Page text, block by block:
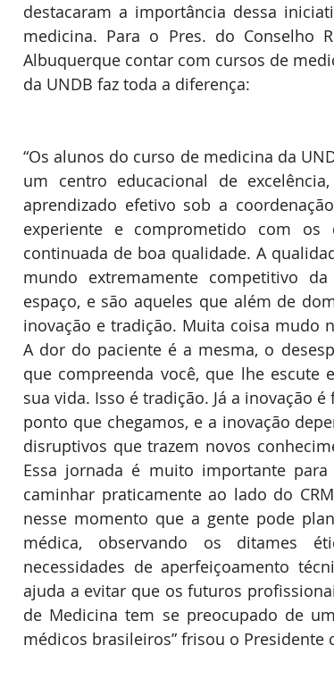
destacaram a importância dessa
medicina. Para o Pres. do Conselho
Albuquerque contar com cursos de
da UNDB faz toda a diferença:
“Os alunos do curso de medicina da
um centro educacional de
aprendizado efetivo sob a
experiente e comprometido com
continuada de boa qualidade. A
mundo extremamente competitivo
espaço, e são aqueles que além de
inovação e tradição. Muita coisa mudo
A dor do paciente é a mesma, o
que compreenda você, que lhe
sua vida. Isso é tradição. Já a inovação
ponto que chegamos, e a inovação
disruptivos que trazem novos
Essa jornada é muito importante
caminhar praticamente ao lado do
nesse momento que a gente pode
médica, observando os ditames
necessidades de aperfeiçoamento
ajuda a evitar que os futuros
de Medicina tem se preocupado de
médicos brasileiros” frisou o Presidente